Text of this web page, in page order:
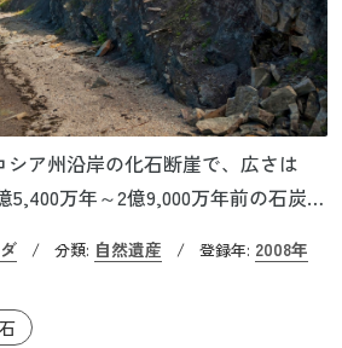
シア州沿岸の化石断崖で、広さは
5,400万年～2億9,000万年前の石炭紀
ペンシルベニア紀の地層が広範囲
物の完全な化石記録といわれてい
つと考えられているヒロノムスの
/ 分類: 自然遺産 / 登録年: 2008年